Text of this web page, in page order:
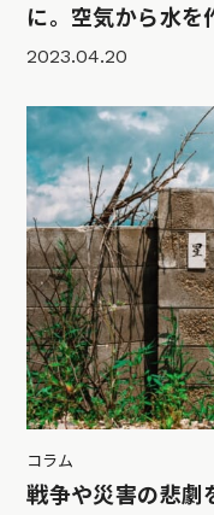
に。空気から水を
2023.04.20
コラム
戦争や災害の悲劇